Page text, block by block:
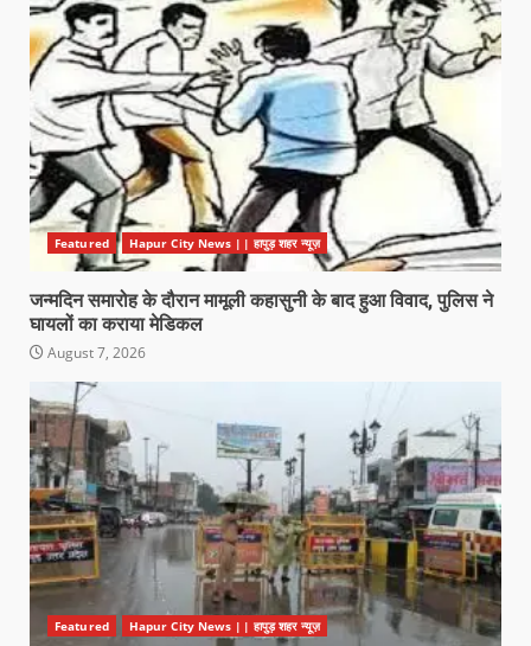
Featured Hapur City News || हापुड़ शहर न्यूज़
जन्मदिन समारोह के दौरान मामूली कहासुनी के बाद हुआ विवाद, पुलिस ने
घायलों का कराया मेडिकल
August 7, 2026
Featured Hapur City News || हापुड़ शहर न्यूज़